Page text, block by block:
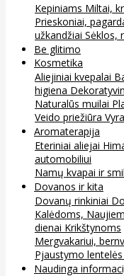
Kepiniams Miltai,
Prieskoniai,
užkandžiai Sėklos,
Be glitimo
Kosmetika
Aliejiniai kvepalai
higiena
Naturalūs muilai
Veido priežiūra
Aromaterapija
Eteriniai aliejai
automobiliui
Namų kvapai ir
Dovanos ir kita
Dovanų rinkiniai
Kalėdoms,
dienai Krikštynoms
Mergvakariui,
Pjaustymo lentelės
Naudinga